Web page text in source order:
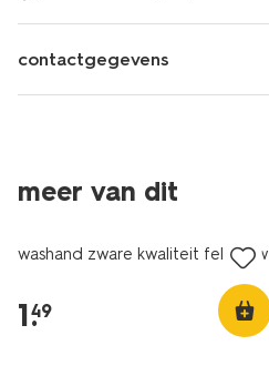
contactgegevens
meer van dit
washand zware kwaliteit felblauw
1.
49